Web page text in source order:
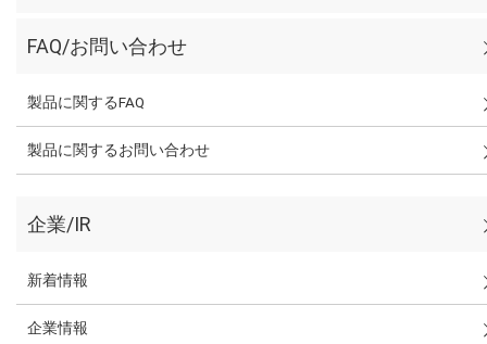
FAQ/お問い合わせ
製品に関するFAQ
製品に関するお問い合わせ
企業/IR
新着情報
企業情報